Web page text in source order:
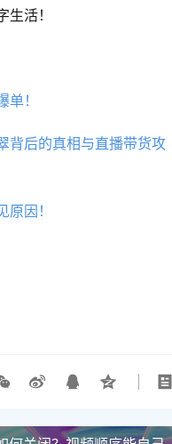
活！
！
背后的真相与直播带货攻
因！